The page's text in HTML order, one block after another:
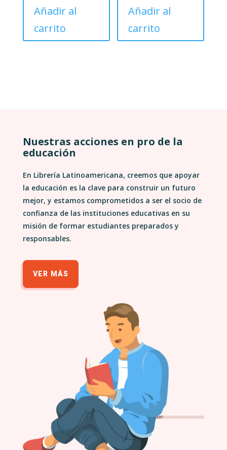
Añadir al
carrito
Añadir al
carrito
Nuestras acciones en pro de la
educación
En Librería Latinoamericana, creemos que apoyar
la educación es la clave para construir un futuro
mejor, y estamos comprometidos a ser el socio de
confianza de las instituciones educativas en su
misión de formar estudiantes preparados y
responsables.
VER MÁS